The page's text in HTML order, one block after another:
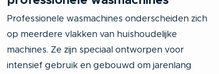
Professionele wasmachines onderscheiden zich
op meerdere vlakken van huishoudelijke
machines. Ze zijn speciaal ontworpen voor
intensief gebruik en gebouwd om jarenlang